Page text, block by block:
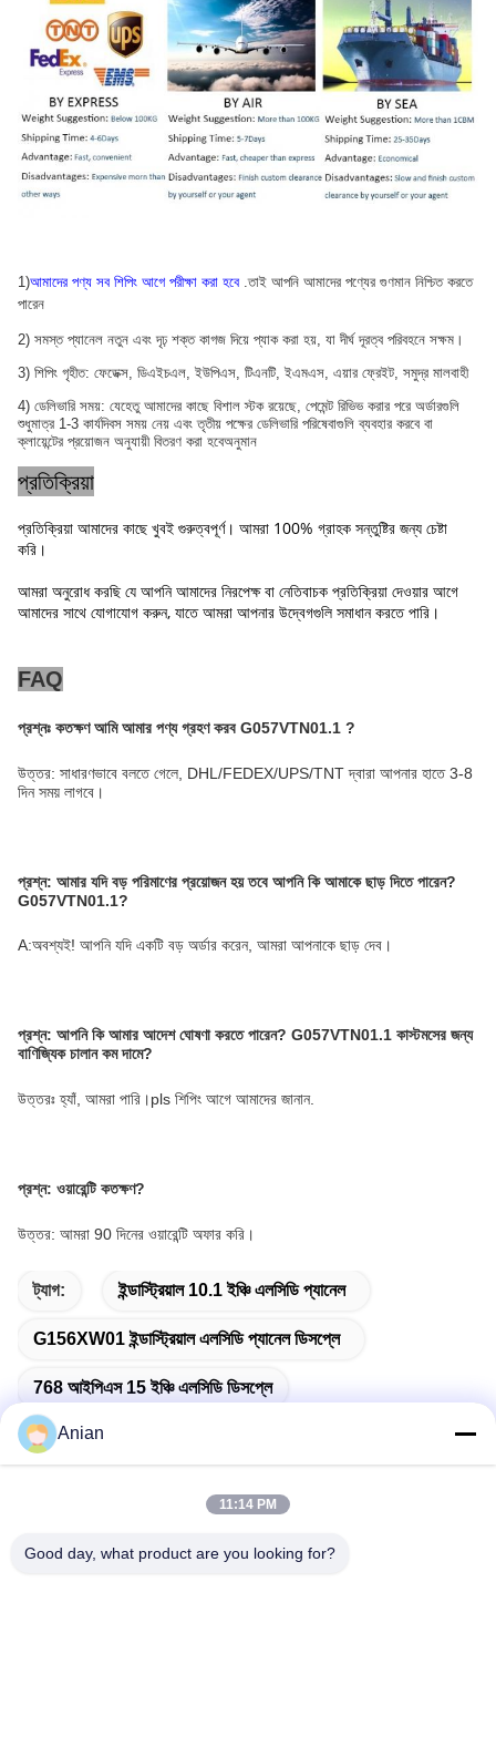
1)আমাদের পণ্য সব শিপিং আগে পরীক্ষা করা হবে .তাই আপনি আমাদের পণ্যের গুণমান নিশ্চিত করতে
পারেন
2) সমস্ত প্যানেল নতুন এবং দৃঢ় শক্ত কাগজ দিয়ে প্যাক করা হয়, যা দীর্ঘ দূরত্ব পরিবহনে সক্ষম।
3) শিপিং গৃহীত: ফেডেক্স, ডিএইচএল, ইউপিএস, টিএনটি, ইএমএস, এয়ার ফ্রেইট, সমুদ্র মালবাহী
4) ডেলিভারি সময়: যেহেতু আমাদের কাছে বিশাল স্টক রয়েছে, পেমেন্ট রিভিভ করার পরে অর্ডারগুলি
শুধুমাত্র 1-3 কার্যদিবস সময় নেয় এবং তৃতীয় পক্ষের ডেলিভারি পরিষেবাগুলি ব্যবহার করবে বা
ক্লায়েন্টের প্রয়োজন অনুযায়ী বিতরণ করা হবেঅনুমান
প্রতিক্রিয়া
প্রতিক্রিয়া আমাদের কাছে খুবই গুরুত্বপূর্ণ। আমরা 100% গ্রাহক সন্তুষ্টির জন্য চেষ্টা
করি।
আমরা অনুরোধ করছি যে আপনি আমাদের নিরপেক্ষ বা নেতিবাচক প্রতিক্রিয়া দেওয়ার আগে
আমাদের সাথে যোগাযোগ করুন, যাতে আমরা আপনার উদ্বেগগুলি সমাধান করতে পারি।
FAQ
প্রশ্নঃ কতক্ষণ আমি আমার পণ্য গ্রহণ করব G057VTN01.1 ?
উত্তর: সাধারণভাবে বলতে গেলে, DHL/FEDEX/UPS/TNT দ্বারা আপনার হাতে 3-8
দিন সময় লাগবে।
প্রশ্ন: আমার যদি বড় পরিমাণের প্রয়োজন হয় তবে আপনি কি আমাকে ছাড় দিতে পারেন?
G057VTN01.1?
A:অবশ্যই! আপনি যদি একটি বড় অর্ডার করেন, আমরা আপনাকে ছাড় দেব।
প্রশ্ন: আপনি কি আমার আদেশ ঘোষণা করতে পারেন? G057VTN01.1 কাস্টমসের জন্য
বাণিজ্যিক চালান কম দামে?
উত্তরঃ হ্যাঁ, আমরা পারি।pls শিপিং আগে আমাদের জানান.
প্রশ্ন: ওয়ারেন্টি কতক্ষণ?
উত্তর: আমরা 90 দিনের ওয়ারেন্টি অফার করি।
ট্যাগ: ইন্ডাস্ট্রিয়াল 10.1 ইঞ্চি এলসিডি প্যানেল
G156XW01 ইন্ডাস্ট্রিয়াল এলসিডি প্যানেল ডিসপ্লে
768 আইপিএস 15 ইঞ্চি এলসিডি ডিসপ্লে
Anian
11:14 PM
Good day, what product are you looking for?